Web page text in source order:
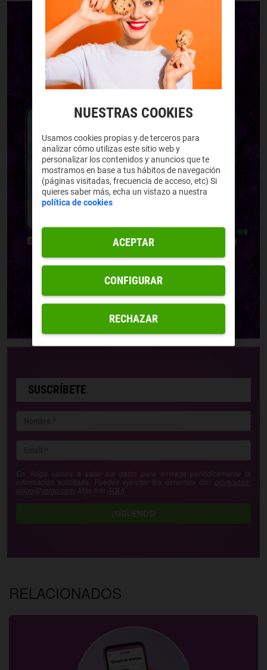
SUSCRÍBETE
En Yoigo vamos a tratar tus datos para enviarte periódicamente la
información solicitada. Puedes ejercitar tus derechos con privacidad-
yoigo@yoigo.com . Más Info AQUÍ
¡SÍGUENOS!
RELACIONADOS
NUESTRAS COOKIES
Usamos cookies propias y de terceros para
analizar cómo utilizas este sitio web y
personalizar los contenidos y anuncios que te
mostramos en base a tus hábitos de navegación
(páginas visitadas, frecuencia de acceso, etc) Si
quieres saber más, echa un vistazo a nuestra
política de cookies
RECHAZAR
ACEPTAR
CONFIGURAR